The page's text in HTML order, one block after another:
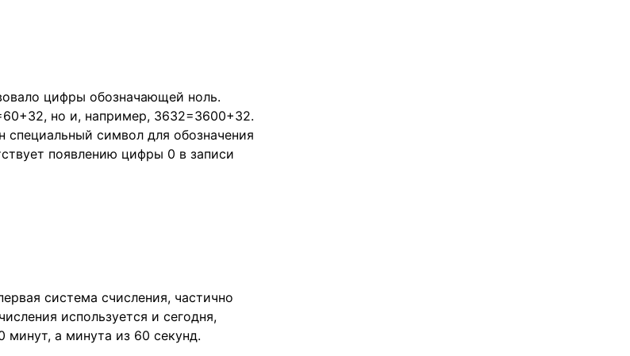
цифры обозначающей ноль.
но и, например, 3632=3600+32.
специальный символ для обозначения
появлению цифры 0 в записи